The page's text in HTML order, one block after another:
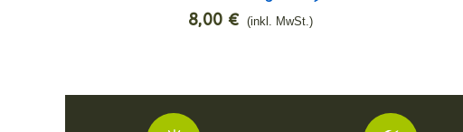
Mond
8,00 € (inkl. MwSt.)